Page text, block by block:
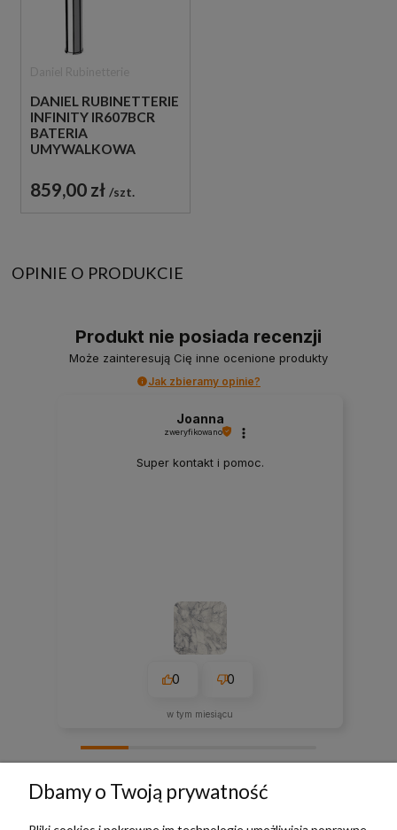
DANIEL RUBINETTERIE
INFINITY IR607BCR
BATERIA
UMYWALKOWA
JEDNOUCHWYTOWA
CHROM
859,00 zł szt.
OPINIE O PRODUKCIE
Produkt nie posiada recenzji
Może zainteresują Cię inne ocenione produkty
Jak zbieramy opinie?
Joanna
zweryfikowano
Super kontakt i pomoc.
0 0
w tym miesiącu
Dbamy o Twoją prywatność